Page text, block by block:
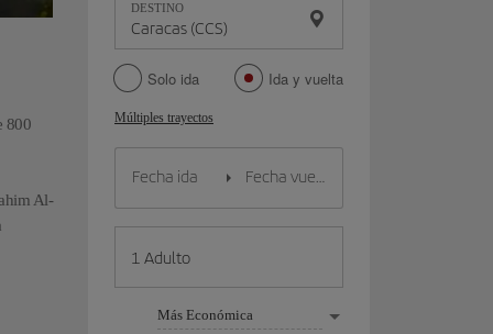
800
Al-
DESTINO
Solo ida Ida y vuelta
Múltiples trayectos
Más Económica